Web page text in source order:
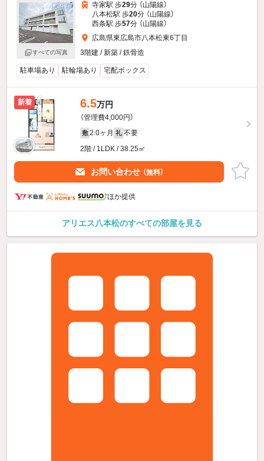
すべての写真
寺家駅 歩29分 （山陽線）
八本松駅 歩20分 （山陽線）
西条駅 歩57分 （山陽線）
広島県東広島市八本松東6丁目
3階建 / 新築 / 鉄骨造
駐車場あり 駐輪場あり 宅配ボックス
新着 6.5万円
（管理費4,000円）
敷 2.0ヶ月 礼 不要
2階 / 1LDK / 38.25㎡
お問い合わせ （無料）
ほか提供
アリエス八本松のすべての部屋を見る